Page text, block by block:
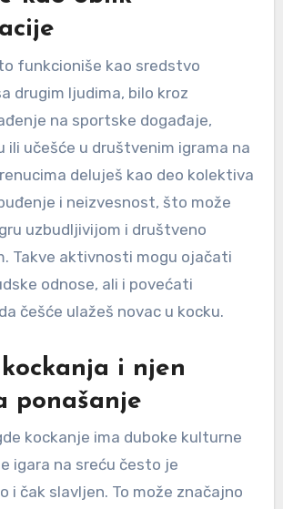
funkcioniše kao sredstvo
drugim ljudima, bilo kroz
na sportske događaje,
ili učešće u društvenim igrama na
deluješ kao deo kolektiva
i neizvesnost, što može
uzbudljivijom i društveno
Takve aktivnosti mogu ojačati
odnose, ali i povećati
češće ulažeš novac u kocku.
i njen
ponašanje
kockanje ima duboke kulturne
igara na sreću često je
i čak slavljen. To može značajno